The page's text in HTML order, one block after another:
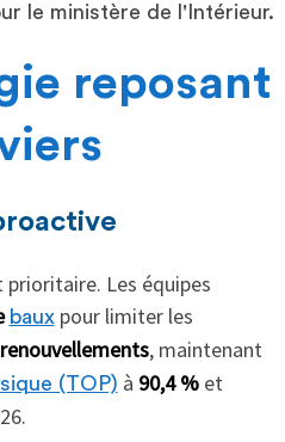
le ministère de l'Intérieur.
reposant
Les équipes
bauxpour limiter les
renouvellements, maintenant
(TOP) à 90,4 %et